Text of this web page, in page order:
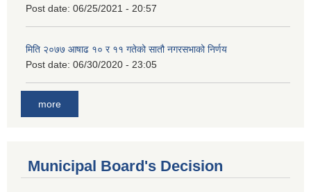
Post date: 06/25/2021 - 20:57
मिति २०७७ आषाढ १० र ११ गतेको सातौ नगरसभाको निर्णय
Post date: 06/30/2020 - 23:05
more
Municipal Board's Decision